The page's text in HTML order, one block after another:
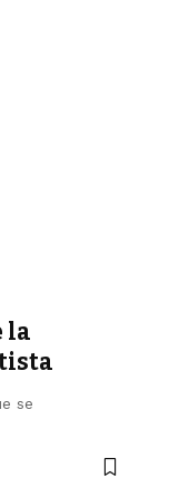
la
se